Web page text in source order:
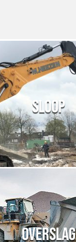
SLOOP
OVERSLAG